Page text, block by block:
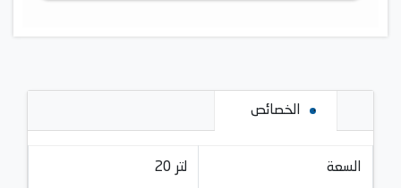
الخصائص
السعة 20 لتر